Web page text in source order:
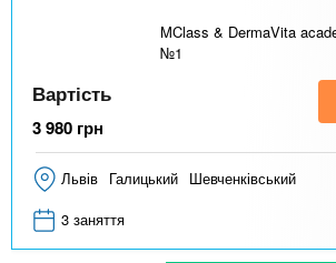
MClass & DermaVita
№1
Вартість
3 980 грн
Львів Галицький Шевченківський
3 заняття